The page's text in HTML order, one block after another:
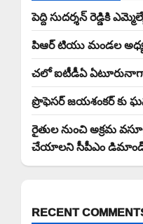
పెద్ది సుదర్శన్ రెడ్డికి
పిఆర్ టియు మండల
చలో ఐటీడీఏ
ప్రొఫెసర్ జయశంకర్ కు
రైతుల నుంచి అక్రమ
చేయాలని సీపీఎం
RECENT